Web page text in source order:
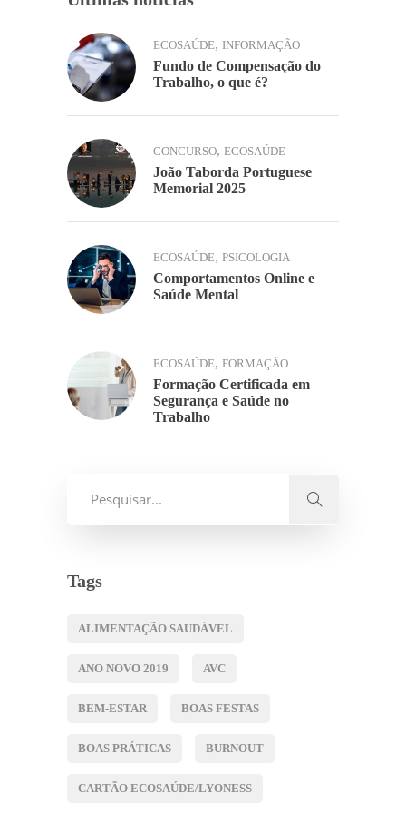
ECOSAÚDE, INFORMAÇÃO
Fundo de Compensação do
Trabalho, o que é?
CONCURSO, ECOSAÚDE
João Taborda Portuguese
Memorial 2025
ECOSAÚDE, PSICOLOGIA
Comportamentos Online e
Saúde Mental
ECOSAÚDE, FORMAÇÃO
Formação Certificada em
Segurança e Saúde no
Trabalho
Tags
ALIMENTAÇÃO SAUDÁVEL
ANO NOVO 2019 AVC
BEM-ESTAR BOAS FESTAS
BOAS PRÁTICAS BURNOUT
CARTÃO ECOSAÚDE/LYONESS